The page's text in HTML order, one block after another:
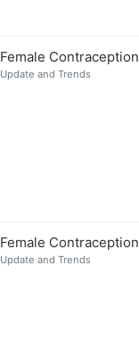
Female Contraception
Update and Trends
Female Contraception
Update and Trends